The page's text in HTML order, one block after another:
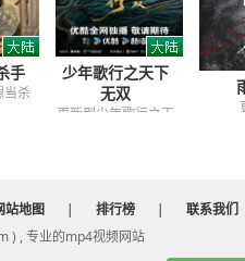
手
当杀
少年歌行之天下
无双
更新到少年歌行之天
站地图 | 排行榜 |
联系我们
) , 专业的mp4视频网站